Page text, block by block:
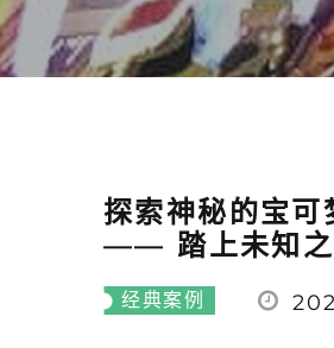
探索神秘的宝
—— 踏上未知之
经典案例